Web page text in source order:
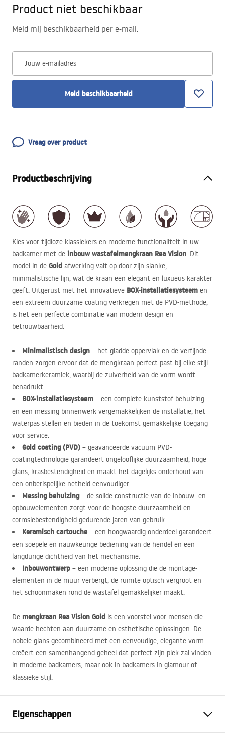
Product niet beschikbaar
Meld mij beschikbaarheid per e-mail.
Jouw e-mailadres
Meld beschikbaarheid
Vraag over product
Productbeschrijving
Kies voor tijdloze klassiekers en moderne functionaliteit in uw
badkamer met de inbouw wastafelmengkraan Rea Vision. Dit
model in de Gold afwerking valt op door zijn slanke,
minimalistische lijn, wat de kraan een elegant en luxueus karakter
geeft. Uitgerust met het innovatieve BOX-installatiesysteem en
een extreem duurzame coating verkregen met de PVD-methode,
is het een perfecte combinatie van modern design en
betrouwbaarheid.
Minimalistisch design – het gladde oppervlak en de verfijnde
randen zorgen ervoor dat de mengkraan perfect past bij elke stijl
badkamerkeramiek, waarbij de zuiverheid van de vorm wordt
benadrukt.
BOX-installatiesysteem – een complete kunststof behuizing
en een messing binnenwerk vergemakkelijken de installatie, het
waterpas stellen en bieden in de toekomst gemakkelijke toegang
voor service.
Gold coating (PVD) – geavanceerde vacuüm PVD-
coatingtechnologie garandeert ongelooflijke duurzaamheid, hoge
glans, krasbestendigheid en maakt het dagelijks onderhoud van
een onberispelijke netheid eenvoudiger.
Messing behuizing– de solide constructie van de inbouw- en
opbouwelementen zorgt voor de hoogste duurzaamheid en
corrosiebestendigheid gedurende jaren van gebruik.
Keramisch cartouche – een hoogwaardig onderdeel garandeert
een soepele en nauwkeurige bediening van de hendel en een
langdurige dichtheid van het mechanisme.
Inbouwontwerp – een moderne oplossing die de montage-
elementen in de muur verbergt, de ruimte optisch vergroot en
het schoonmaken rond de wastafel gemakkelijker maakt.
De mengkraan Rea Vision Gold is een voorstel voor mensen die
waarde hechten aan duurzame en esthetische oplossingen. De
nobele glans gecombineerd met een eenvoudige, elegante vorm
creëert een samenhangend geheel dat perfect zijn plek zal vinden
in moderne badkamers, maar ook in badkamers in glamour of
klassieke stijl.
Eigenschappen